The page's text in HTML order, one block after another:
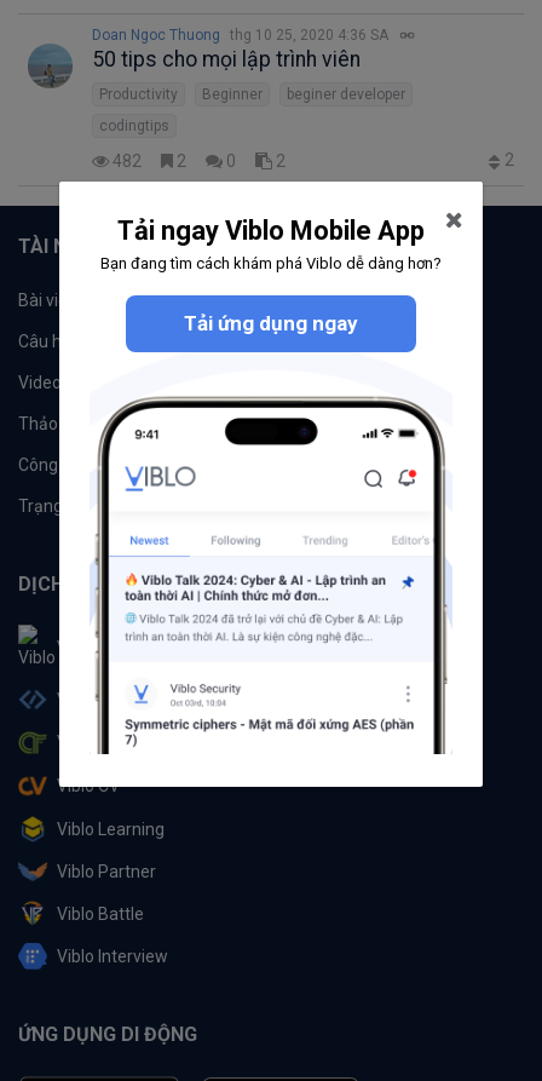
Doan Ngoc Thuong thg 10 25, 2020 4:36 SA
50 tips cho mọi lập trình viên
Productivity Beginner
beginer developer
codingtips
482 2 0 2 2
TÀI NGUYÊN
Bài viết Tổ chức
Câu hỏi Tags
Videos
Thảo luận Đề xuất hệ thống
Công cụ
Trạng thái hệ thống
DỊCH VỤ
Viblo
Viblo Code
Viblo CTF
Viblo CV
Viblo Learning
Viblo Partner
Viblo Battle
Viblo Interview
ỨNG DỤNG DI ĐỘNG
Tải ngay Viblo Mobile App
Bạn đang tìm cách khám phá Viblo dễ dàng hơn?
Tải ứng dụng ngay